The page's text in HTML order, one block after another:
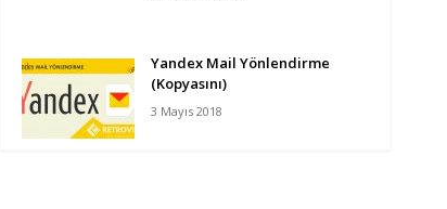
Yandex Mail Yönlendirme
(Kopyasını)
3 Mayıs 2018